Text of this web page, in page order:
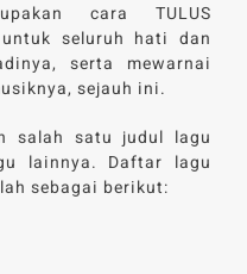
cara TULUS
seluruh hati dan
serta mewarnai
sejauh ini.
salah satu judul lagu
lainnya. Daftar lagu
sebagai berikut: